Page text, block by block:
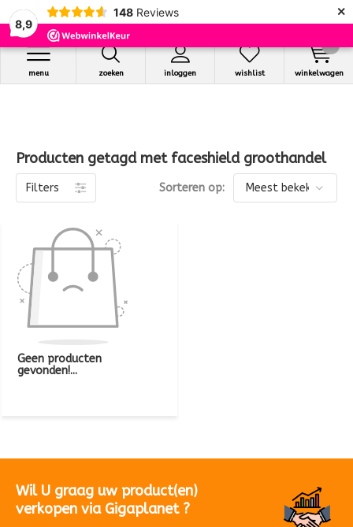
8,9
148 Reviews ×
zoeken inloggen
menu wishlist winkelwagen
Producten getagd met faceshield groothandel
Filters Sorteren op:
Geen producten
gevonden!...
Wil U graag uw product(en)
verkopen via Gigaplanet ?